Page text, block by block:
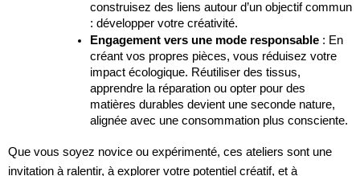
construisez des liens autour d’un objectif commun
: développer votre créativité.
Engagement vers une mode responsable : En
créant vos propres pièces, vous réduisez votre
impact écologique. Réutiliser des tissus,
apprendre la réparation ou opter pour des
matières durables devient une seconde nature,
alignée avec une consommation plus consciente.
Que vous soyez novice ou expérimenté, ces ateliers sont une
invitation à ralentir, à explorer votre potentiel créatif, et à